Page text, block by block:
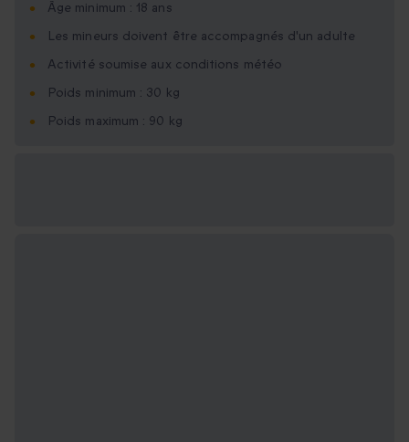
Âge minimum : 18 ans
Les mineurs doivent être accompagnés d'un adulte
Activité soumise aux conditions météo
Poids minimum : 30 kg
Poids maximum : 90 kg